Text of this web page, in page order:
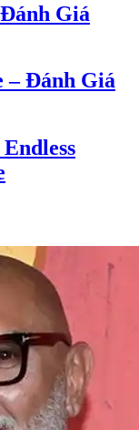
Giá
– Đánh Giá